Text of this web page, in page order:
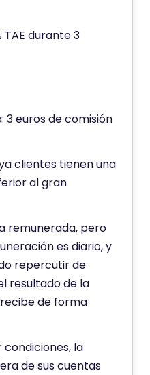
TAE durante 3
3 euros de comisión
clientes tienen una
al gran
remunerada, pero
es diario, y
repercutir de
resultado de la
de forma
la
de sus cuentas